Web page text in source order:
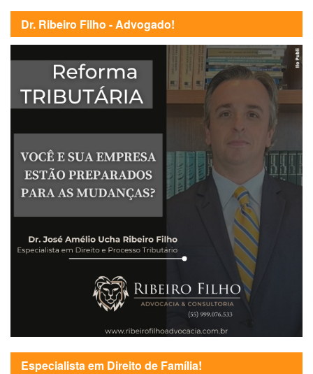
Dr. Ribeiro Filho - Advogado!
Especialista em Direito de Família!